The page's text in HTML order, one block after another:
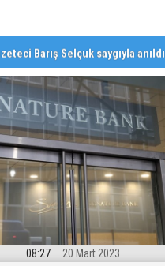
Barış Selçuk saygıyla anıldı
08:27 20 Mart 2023